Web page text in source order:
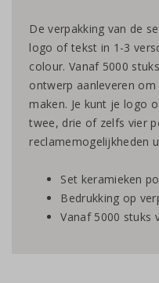
De verpakking van de
logo of tekst in 1-3
colour. Vanaf 5000
ontwerp aanleveren
maken. Je kunt je logo
twee, drie of zelfs vier
reclamemogelijkheden
Set keramieken
Bedrukking op
Vanaf 5000 stuks